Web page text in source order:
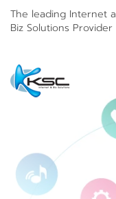
The leading Internet
Biz Solutions Provider